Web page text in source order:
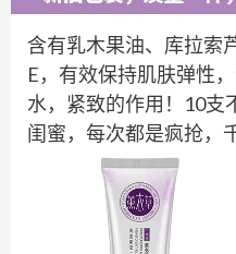
含有乳木果油、库拉索
E，有效保持肌肤弹性
水，紧致的作用！10支
闺蜜，每次都是疯抢，